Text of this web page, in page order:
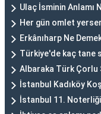
Ulaç İsminin Anlamı
Her gün omlet
Erkânıharp Ne
Türkiye'de kaç tane
Albaraka Türk Çorlu
İstanbul Kadıköy
İstanbul 11.